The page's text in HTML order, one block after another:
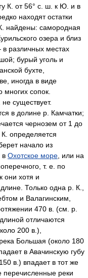
К. от 56° с. ш. к Ю. и в
находят остатки
найдены: самородная
озера и близ
различных местах
бурый уголь и
бухте,
иногда в виде
многих сопок.
существует.
в долине р. Камчатки;
чернозем от 1 до
определяется
начало из
в Охотское море , или на
т. е. по
они хотя и
Только одна р. К.,
и Валагинским,
470 в. (см. р.
отличаются
200 в.),
Большая (около 180
в Авачинскую губу
в.) впадает в тот же
перечисленные реки